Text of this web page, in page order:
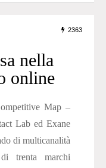
2363
nella
online
Map –
Lab ed Exane
di multicanalità
trenta marchi